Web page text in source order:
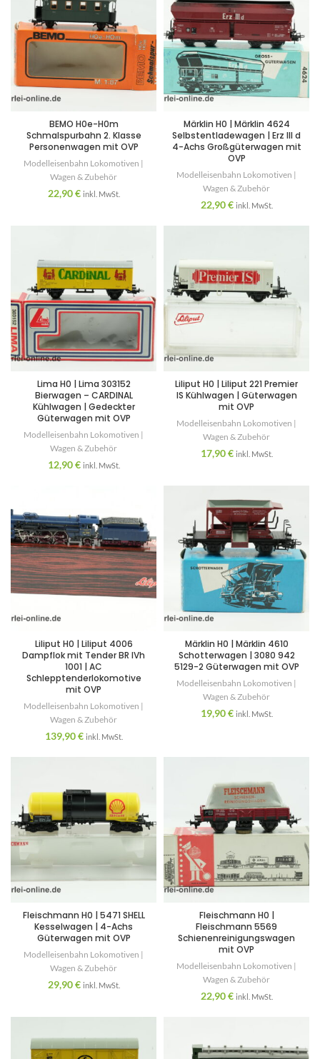
BEMO H0e-H0m
Schmalspurbahn 2. Klasse
Personenwagen mit OVP
Modelleisenbahn Lokomotiven |
Wagen & Zubehör
22,90€ inkl. MwSt.
Märklin H0 | Märklin 4624
Selbstentladewagen | Erz III d
4-Achs Großgüterwagen mit
OVP
Modelleisenbahn Lokomotiven |
Wagen & Zubehör
22,90€ inkl. MwSt.
Lima H0 | Lima 303152
Bierwagen – CARDINAL
Kühlwagen | Gedeckter
Güterwagen mit OVP
Modelleisenbahn Lokomotiven |
Wagen & Zubehör
12,90€ inkl. MwSt.
Liliput H0 | Liliput 221 Premier
IS Kühlwagen | Güterwagen
mit OVP
Modelleisenbahn Lokomotiven |
Wagen & Zubehör
17,90€ inkl. MwSt.
Liliput H0 | Liliput 4006
Dampflok mit Tender BR IVh
1001 | AC
Schlepptenderlokomotive
mit OVP
Modelleisenbahn Lokomotiven |
Wagen & Zubehör
139,90€ inkl. MwSt.
Märklin H0 | Märklin 4610
Schotterwagen | 3080 942
5129-2 Güterwagen mit OVP
Modelleisenbahn Lokomotiven |
Wagen & Zubehör
19,90€ inkl. MwSt.
Fleischmann H0 | 5471 SHELL
Kesselwagen | 4-Achs
Güterwagen mit OVP
Modelleisenbahn Lokomotiven |
Wagen & Zubehör
29,90€ inkl. MwSt.
Fleischmann H0 |
Fleischmann 5569
Schienenreinigungswagen
mit OVP
Modelleisenbahn Lokomotiven |
Wagen & Zubehör
22,90€ inkl. MwSt.